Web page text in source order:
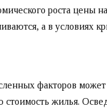
роста цены
а в условиях
факторов
стоимость жилья.